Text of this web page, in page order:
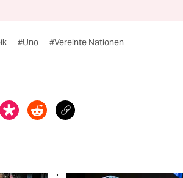
#Uno #Vereinte Nationen